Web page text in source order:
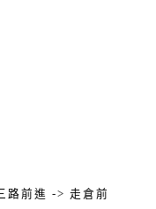
路前進 -> 走倉前